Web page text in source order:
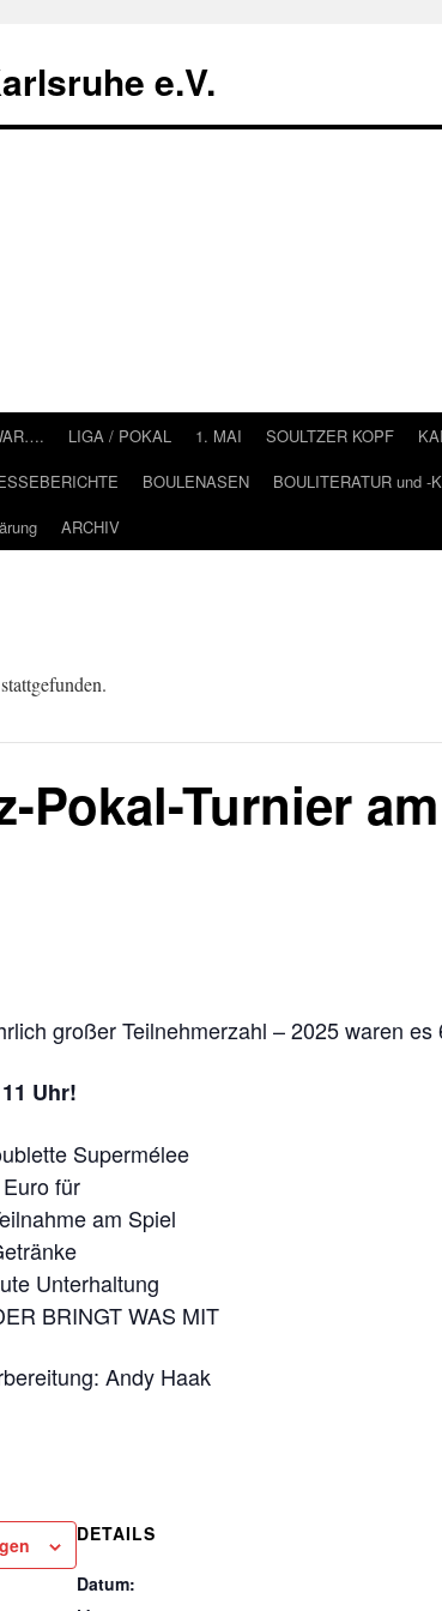
e.V.
LIGA / POKAL 1. MAI SOULTZER KOPF
BOULENASEN BOULITERATUR und -
ARCHIV
Pokal-Turnier
großer Teilnehmerzahl – 2025 waren es
Uhr!
Supermélee
für
am Spiel
Unterhaltung
WAS MIT
Andy Haak
DETAILS
Datum: